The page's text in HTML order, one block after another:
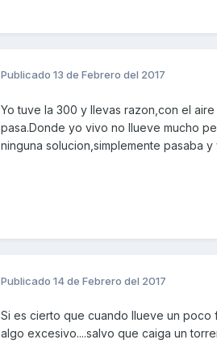
Publicado 13 de Febrero del 2017
Yo tuve la 300 y llevas razon,con el
pasa.Donde yo vivo no llueve mucho
ninguna solucion,simplemente pasaba y
Publicado 14 de Febrero del 2017
Si es cierto que cuando llueve un
algo excesivo....salvo que caiga un